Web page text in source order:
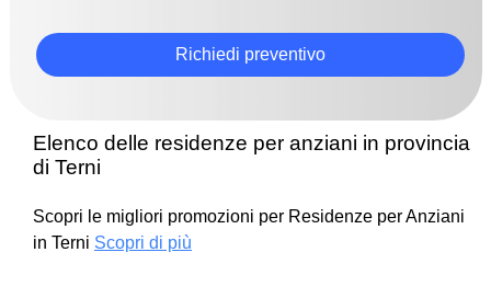
Richiedi preventivo
Elenco delle residenze per anziani in provincia
di Terni
Scopri le migliori promozioni per Residenze per Anziani
in Terni Scopri di più